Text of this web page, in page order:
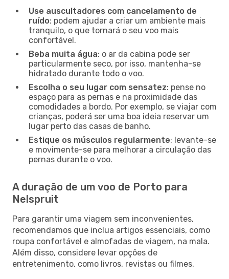
Use auscultadores com cancelamento de
ruído: podem ajudar a criar um ambiente mais
tranquilo, o que tornará o seu voo mais
confortável.
Beba muita água: o ar da cabina pode ser
particularmente seco, por isso, mantenha-se
hidratado durante todo o voo.
Escolha o seu lugar com sensatez: pense no
espaço para as pernas e na proximidade das
comodidades a bordo. Por exemplo, se viajar com
crianças, poderá ser uma boa ideia reservar um
lugar perto das casas de banho.
Estique os músculos regularmente: levante-se
e movimente-se para melhorar a circulação das
pernas durante o voo.
A duração de um voo de Porto para
Nelspruit
Para garantir uma viagem sem inconvenientes,
recomendamos que inclua artigos essenciais, como
roupa confortável e almofadas de viagem, na mala.
Além disso, considere levar opções de
entretenimento, como livros, revistas ou filmes.